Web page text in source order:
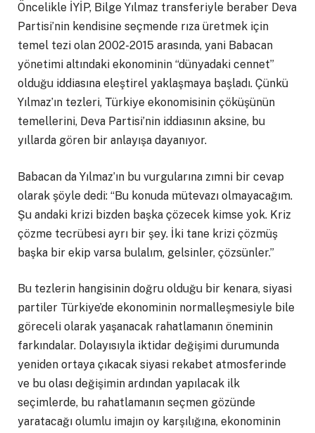
Öncelikle İYİP, Bilge Yılmaz transferiyle beraber Deva
Partisi’nin kendisine seçmende rıza üretmek için
temel tezi olan 2002-2015 arasında, yani Babacan
yönetimi altındaki ekonominin “dünyadaki cennet”
olduğu iddiasına eleştirel yaklaşmaya başladı. Çünkü
Yılmaz’ın tezleri, Türkiye ekonomisinin çöküşünün
temellerini, Deva Partisi’nin iddiasının aksine, bu
yıllarda gören bir anlayışa dayanıyor.
Babacan da Yılmaz’ın bu vurgularına zımni bir cevap
olarak şöyle dedi: “Bu konuda mütevazı olmayacağım.
Şu andaki krizi bizden başka çözecek kimse yok. Kriz
çözme tecrübesi ayrı bir şey. İki tane krizi çözmüş
başka bir ekip varsa bulalım, gelsinler, çözsünler.”
Bu tezlerin hangisinin doğru olduğu bir kenara, siyasi
partiler Türkiye’de ekonominin normalleşmesiyle bile
göreceli olarak yaşanacak rahatlamanın öneminin
farkındalar. Dolayısıyla iktidar değişimi durumunda
yeniden ortaya çıkacak siyasi rekabet atmosferinde
ve bu olası değişimin ardından yapılacak ilk
seçimlerde, bu rahatlamanın seçmen gözünde
yaratacağı olumlu imajın oy karşılığına, ekonominin